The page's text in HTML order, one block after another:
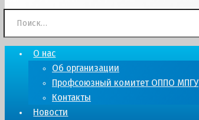
О нас
Об организации
Профсоюзный комитет ОППО МПГУ
Контакты
Новости